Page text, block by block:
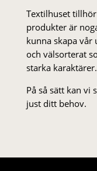
Textilhuset
produkter är
kunna skapa vår
och välsorterat
starka karaktärer.
På så sätt kan vi
just ditt behov.